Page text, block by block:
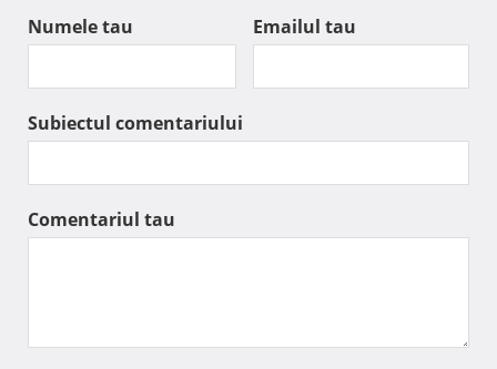
Numele tau Emailul tau
Subiectul comentariului
Comentariul tau